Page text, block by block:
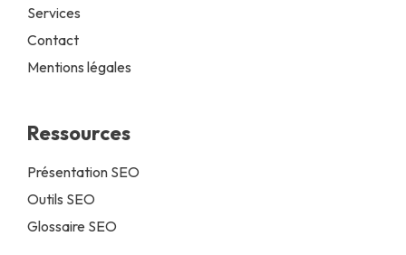
Services
Contact
Mentions légales
Ressources
Présentation SEO
Outils SEO
Glossaire SEO